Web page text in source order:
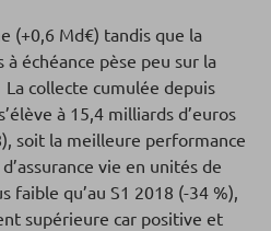
(+0,6 Md€) tandis que la
échéance pèse peu sur la
collecte cumulée depuis
à 15,4 milliards d’euros
soit la meilleure performance
vie en unités de
faible qu’au S1 2018 (-34 %),
supérieure car positive et